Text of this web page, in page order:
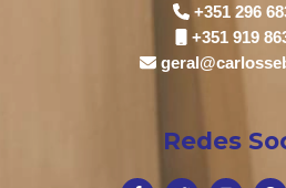
+351 296
+351 919
Redes